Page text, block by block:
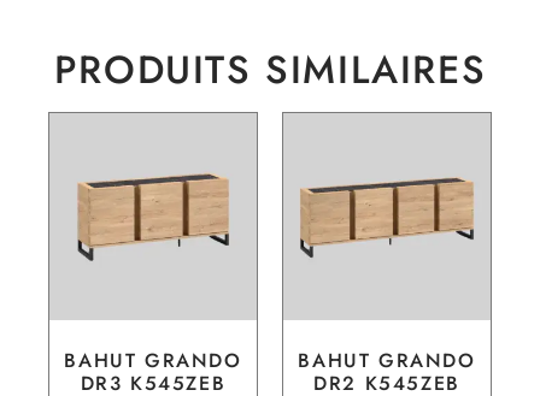
PRODUITS SIMILAIRES
BAHUT GRANDO
DR3 K545ZEB
BAHUT GRANDO
DR2 K545ZEB